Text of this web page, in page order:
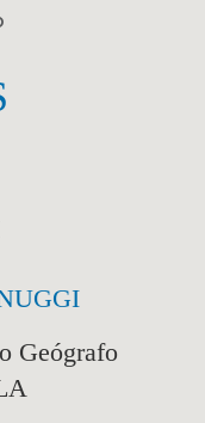
Geógrafo